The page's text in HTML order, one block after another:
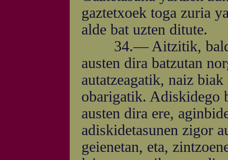
gaztetxoek toga zuria
alde bat uzten ditute.
34.— Aitzitik, baldin
austen dira batzutan
autatzeagatik, naiz biak
obarigatik. Adiskidego
austen dira ere,
adiskidetasunen zigor
geienetan, eta,